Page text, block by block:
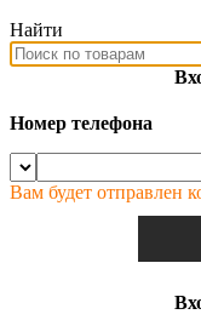
Найти
Номер телефона
Вам будет отправлен